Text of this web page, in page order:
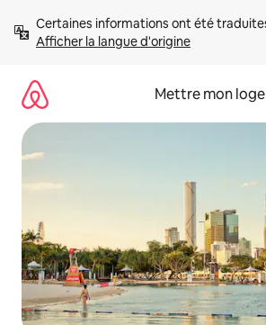
directement
Afficher la langue d'origine
Mettre mon